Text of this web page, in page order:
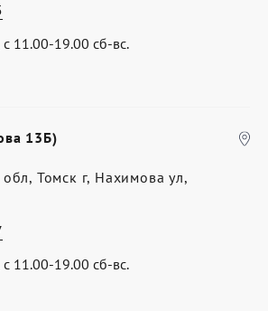
11.00-19.00 сб-вс.
13Б)
Томск г, Нахимова ул,
11.00-19.00 сб-вс.